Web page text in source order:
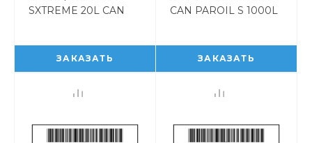
SXTREME 20L CAN
ЗАКАЗАТЬ
CAN PAROIL S 1000L
ЗАКАЗАТЬ